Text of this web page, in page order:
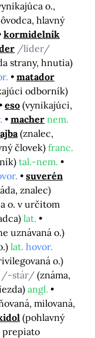
o.,
hlavný
kormidelník
/líder/
strany, hnutia)
matador
odborník)
eso (vynikajúci,
macher nem.
(znalec,
človek) franc.
tal.-nem.
suverén
znalec)
o. v určitom
lat.
uznávaná o.)
lat. hovor.
o.)
/-stár/ (známa,
angl.
milovaná,
(pohlavný
prepiato